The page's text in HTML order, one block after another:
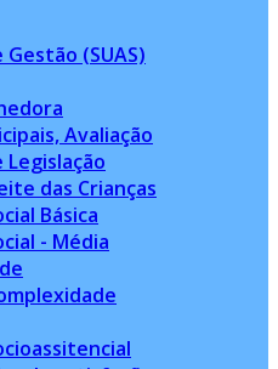
(SUAS)
Avaliação
Legislação
das Crianças
Básica
- Média